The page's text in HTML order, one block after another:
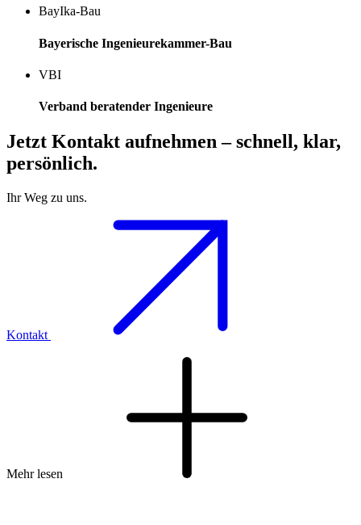
BayIka-Bau
Bayerische Ingenieurekammer-Bau
VBI
Verband beratender Ingenieure
Jetzt Kontakt aufnehmen –schnell, klar,
persönlich.
Ihr Weg zu uns.
Kontakt
Mehr lesen